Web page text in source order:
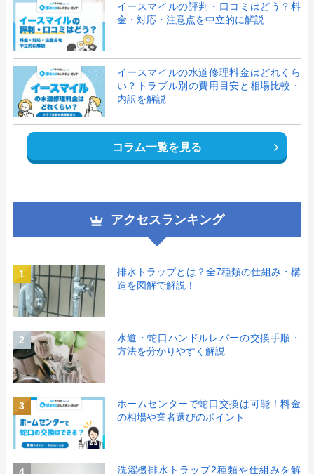
イースマイルの評判・口コミはどう？料
金・対応・注意点を中立的に解説
イースマイルの水道修理料金はどれくら
い？トラブル別の費用目安と相場比較・
内訳を解説
コラム一覧を見る
アクセスランキング
1
排水トラップとは？全7種類の仕組み・構
造を図解で解説！
2
水道・蛇口ハンドルレバーの交換手順・
方法を分かりやすく解説
3
ホームセンターで蛇口交換は可能！料金
の相場や業者選びのポイント
洗濯機排水トラップ2種類や仕組みを解